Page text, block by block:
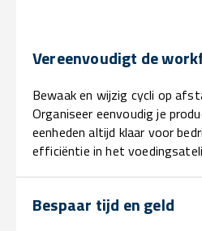
Vereenvoudigt de
Bewaak en wijzig cycli op
Organiseer eenvoudig je
eenheden altijd klaar voor
efficiëntie in het
Bespaar tijd en geld